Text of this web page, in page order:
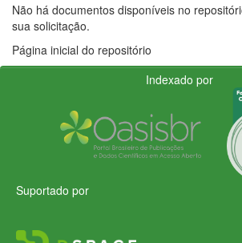
Não há documentos disponíveis no
sua solicitação.
Página inicial do repositório
Indexado por
Suportado por